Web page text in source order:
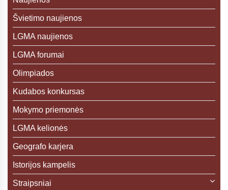
Švietimo naujienos
LGMA naujienos
LGMA forumai
Olimpiados
Kudabos konkursas
Mokymo priemonės
LGMA kelionės
Geografo karjera
Istorijos kampelis
Straipsniai